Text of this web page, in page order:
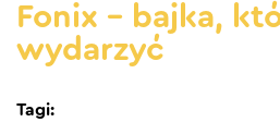
Fonix – bajka,
wydarzyć
Tagi: